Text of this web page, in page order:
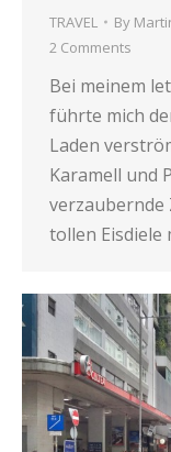
TRAVEL By
2 Comments
Bei meinem
führte mich
Laden
Karamell und
verzaubernde
tollen Eisdiele